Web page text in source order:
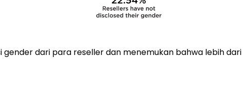
gender dari para reseller dan menemukan bahwa lebih dari